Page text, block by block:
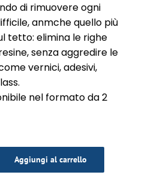
di rimuovere ogni
anmche quello più
tetto: elimina le righe
senza aggredire le
vernici, adesivi,
nel formato da 2
Aggiungi al carrello